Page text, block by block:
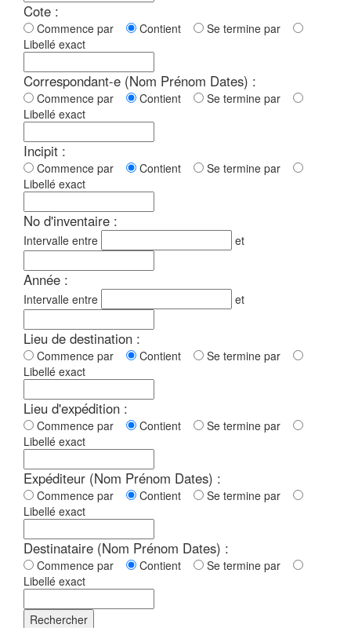
Cote :
Commence par Contient
Se termine par
Libellé exact
Correspondant-e (Nom Prénom Dates) :
Commence par Contient
Se termine par
Libellé exact
Incipit :
Commence par Contient
Se termine par
Libellé exact
No d'inventaire :
Intervalle entre et
Année :
Intervalle entre et
Lieu de destination :
Commence par Contient
Se termine par
Libellé exact
Lieu d'expédition :
Commence par Contient
Se termine par
Libellé exact
Expéditeur (Nom Prénom Dates) :
Commence par Contient
Se termine par
Libellé exact
Destinataire (Nom Prénom Dates) :
Commence par Contient
Se termine par
Libellé exact
Rechercher